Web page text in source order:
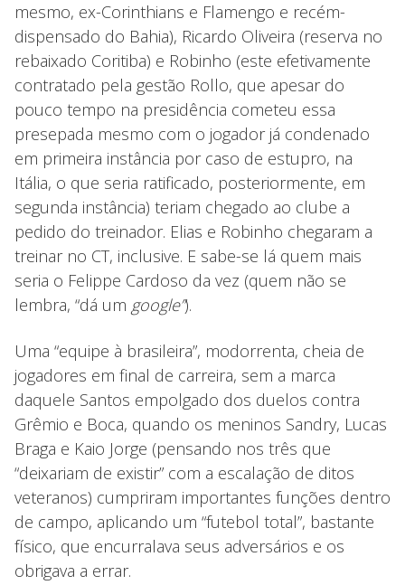
mesmo, ex-Corinthians e Flamengo e recém-
dispensado do Bahia), Ricardo Oliveira (reserva no
rebaixado Coritiba) e Robinho (este efetivamente
contratado pela gestão Rollo, que apesar do
pouco tempo na presidência cometeu essa
presepada mesmo com o jogador já condenado
em primeira instância por caso de estupro, na
Itália, o que seria ratificado, posteriormente, em
segunda instância) teriam chegado ao clube a
pedido do treinador. Elias e Robinho chegaram a
treinar no CT, inclusive. E sabe-se lá quem mais
seria o Felippe Cardoso da vez (quem não se
lembra, “dá um google”).
Uma “equipe à brasileira”, modorrenta, cheia de
jogadores em final de carreira, sem a marca
daquele Santos empolgado dos duelos contra
Grêmio e Boca, quando os meninos Sandry, Lucas
Braga e Kaio Jorge (pensando nos três que
“deixariam de existir” com a escalação de ditos
veteranos) cumpriram importantes funções dentro
de campo, aplicando um “futebol total”, bastante
físico, que encurralava seus adversários e os
obrigava a errar.